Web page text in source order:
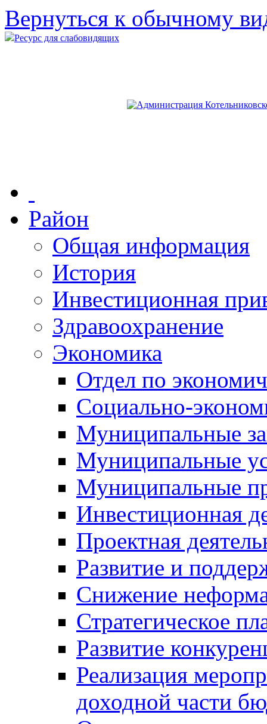
Вернуться к обычному
Ресурс для слабовидящих
Район
Общая информация
История
Инвестиционная
Здравоохранение
Экономика
Отдел по
Социально-
Муниципальные
Муниципальные
Муниципальные
Инвестиционная
Проектная
Развитие и
Снижение
Стратегическое
Развитие
Реализация
доходной части